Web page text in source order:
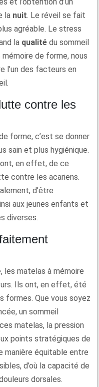
et l’obtention d’un
la nuit. Le réveil se fait
agréable. Le stress
la qualité du sommeil
de forme, nous
l’un des facteurs en
contre les
forme, c’est se donner
sain et plus hygiénique.
en effet, de ce
contre les acariens.
d’être
aux jeunes enfants et
diverses.
les matelas à mémoire
Ils ont, en effet, été
formes. Que vous soyez
un sommeil
matelas, la pression
points stratégiques de
manière équitable entre
d’où la capacité de
dorsales.